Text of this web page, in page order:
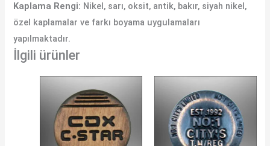
Kaplama Rengi: Nikel, sarı, oksit, antik, bakır, siyah nikel,
özel kaplamalar ve farkı boyama uygulamaları
yapılmaktadır.
İlgili ürünler